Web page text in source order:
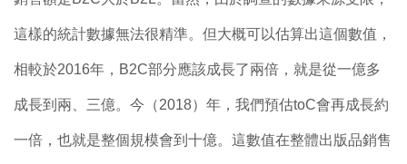
這樣的統計數據無法很精準。但大概可以估算出這個數值，
相較於2016年，B2C部分應該成長了兩倍，就是從一億多
成長到兩、三億。今（2018）年，我們預估toC會再成長約
一倍，也就是整個規模會到十億。這數值在整體出版品銷售